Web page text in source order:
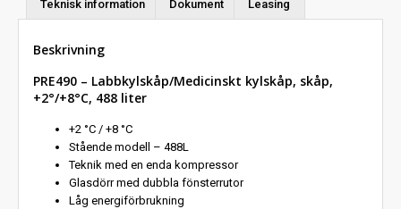
Teknisk information Dokument Leasing
Beskrivning
PRE490 – Labbkylskåp/Medicinskt kylskåp, skåp,
+2°/+8°C, 488 liter
+2 °C / +8 °C
Stående modell – 488L
Teknik med en enda kompressor
Glasdörr med dubbla fönsterrutor
Låg energiförbrukning